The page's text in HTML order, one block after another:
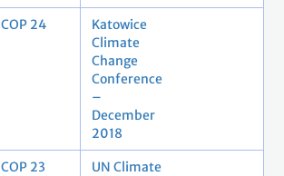
COP 24
Katowice
Climate
Change
Conference
–
December
2018
COP 23
UN Climate